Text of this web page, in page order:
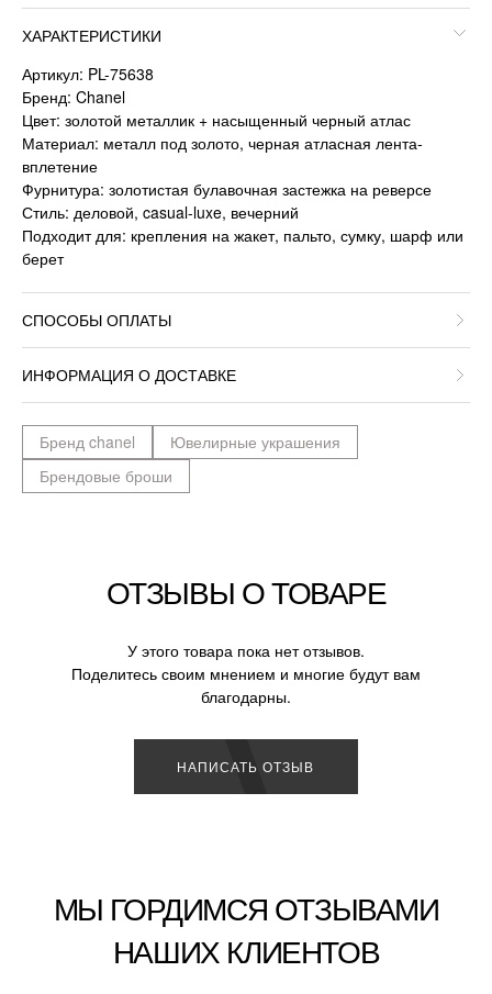
ХАРАКТЕРИСТИКИ
Артикул: PL-75638
Бренд: Chanel
Цвет: золотой металлик + насыщенный черный атлас
Материал: металл под золото, черная атласная лента-
вплетение
Фурнитура: золотистая булавочная застежка на реверсе
Стиль: деловой, casual-luxe, вечерний
Подходит для: крепления на жакет, пальто, сумку, шарф или
берет
СПОСОБЫ ОПЛАТЫ
ИНФОРМАЦИЯ О ДОСТАВКЕ
Бренд chanel
Ювелирные украшения
Брендовые броши
ОТЗЫВЫ О ТОВАРЕ
У этого товара пока нет отзывов.
Поделитесь своим мнением и многие будут вам
благодарны.
НАПИСАТЬ ОТЗЫВ
МЫ ГОРДИМСЯ ОТЗЫВАМИ
НАШИХ КЛИЕНТОВ